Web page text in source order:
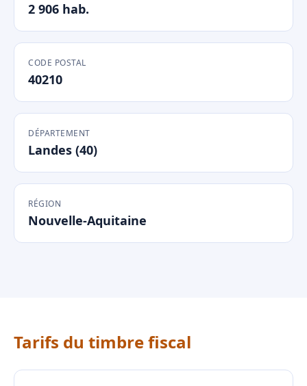
2 906 hab.
CODE POSTAL
40210
DÉPARTEMENT
Landes (40)
RÉGION
Nouvelle-Aquitaine
Tarifs du timbre fiscal